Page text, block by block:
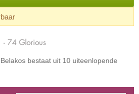
- 74 Glorious
bestaat uit 10 uiteenlopende